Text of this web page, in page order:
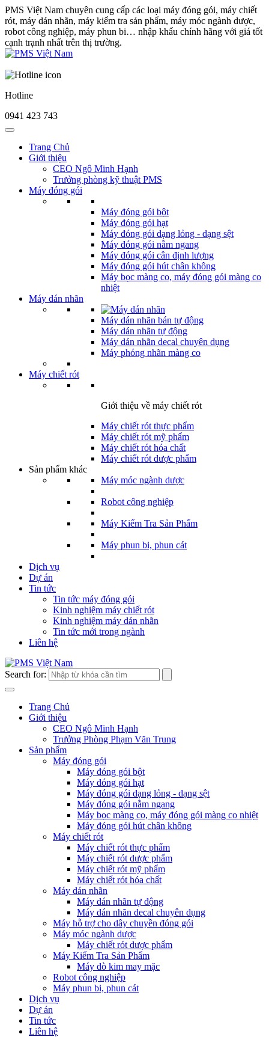
PMS Việt Nam chuyên cung cấp các loại máy đóng gói, máy chiết
rót, máy dán nhãn, máy kiểm tra sản phẩm, máy móc ngành dược,
robot công nghiệp, máy phun bi… nhập khẩu chính hãng với giá tốt
cạnh trạnh nhất trên thị trường.
Hotline
0941 423 743
Trang Chủ
Giới thiệu
CEO Ngô Minh Hạnh
Trưởng phòng kỹ thuật PMS
Máy đóng gói
Máy đóng gói bột
Máy đóng gói hạt
Máy đóng gói dạng lỏng - dạng sệt
Máy đóng gói nằm ngang
Máy đóng gói cân định lượng
Máy đóng gói hút chân không
Máy bọc màng co, máy đóng gói màng co
nhiệt
Máy dán nhãn
Máy dán nhãn bán tự động
Máy dán nhãn tự động
Máy dán nhãn decal chuyên dụng
Máy phóng nhãn màng co
Máy chiết rót
Giới thiệu về máy chiết rót
Máy chiết rót thực phẩm
Máy chiết rót mỹ phẩm
Máy chiết rót hóa chất
Máy chiết rót dược phẩm
Sản phẩm khác
Máy móc ngành dược
Robot công nghiệp
Máy Kiểm Tra Sản Phẩm
Máy phun bi, phun cát
Dịch vụ
Dự án
Tin tức
Tin tức máy đóng gói
Kinh nghiệm máy chiết rót
Kinh nghiệm máy dán nhãn
Tin tức mới trong ngành
Liên hệ
Search for:
Trang Chủ
Giới thiệu
CEO Ngô Minh Hạnh
Trưởng Phòng Phạm Văn Trung
Sản phẩm
Máy đóng gói
Máy đóng gói bột
Máy đóng gói hạt
Máy đóng gói dạng lỏng - dạng sệt
Máy đóng gói nằm ngang
Máy bọc màng co, máy đóng gói màng co nhiệt
Máy đóng gói hút chân không
Máy chiết rót
Máy chiết rót thực phẩm
Máy chiết rót dược phẩm
Máy chiết rót mỹ phẩm
Máy chiết rót hóa chất
Máy dán nhãn
Máy dán nhãn tự động
Máy dán nhãn decal chuyên dụng
Máy hỗ trợ cho dây chuyền đóng gói
Máy móc ngành dược
Máy chiết rót dược phẩm
Máy Kiểm Tra Sản Phẩm
Máy dò kim may mặc
Robot công nghiệp
Máy phun bi, phun cát
Dịch vụ
Dự án
Tin tức
Liên hệ